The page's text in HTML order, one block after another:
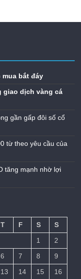
bắt đáy
giao dịch vàng cá
gần gấp đôi số cổ
từ theo yêu cầu của
tăng mạnh nhờ lợi
T F S
S
1
2
6 7 8
9
13 14 15 16